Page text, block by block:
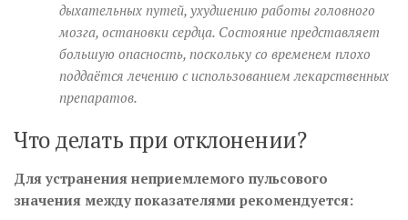
дыхательных путей, ухудшению работы головного
мозга, остановки сердца. Состояние представляет
большую опасность, поскольку со временем плохо
поддаётся лечению с использованием лекарственных
препаратов.
Что делать при отклонении?
Для устранения неприемлемого пульсового
значения между показателями рекомендуется: